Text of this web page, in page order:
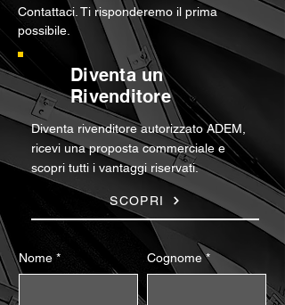
Contattaci. Ti risponderemo il prima
possibile.
Diventa un
Rivenditore
Diventa rivenditore autorizzato ADEM,
ricevi una proposta commerciale e
scopri tutti i vantaggi riservati.
SCOPRI
Nome * Cognome *